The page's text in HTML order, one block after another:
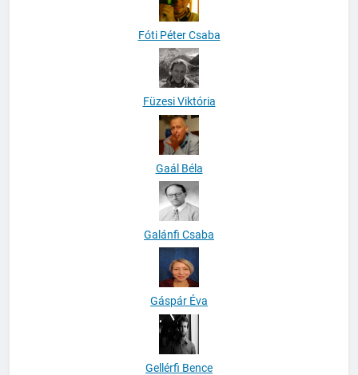
Fóti Péter Csaba
Füzesi Viktória
Gaál Béla
Galánfi Csaba
Gáspár Éva
Gellérfi Bence